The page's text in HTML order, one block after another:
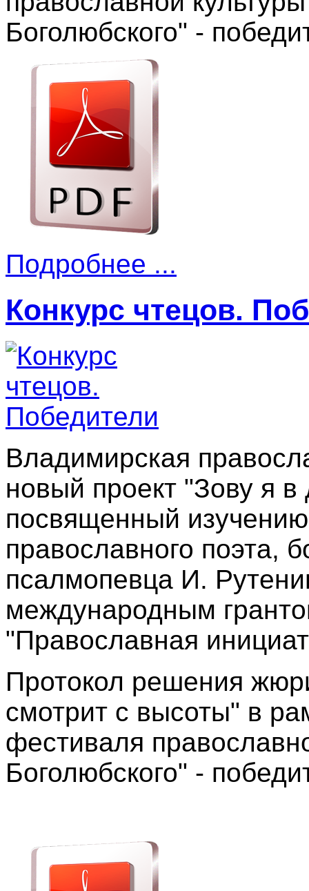
Боголюбского" -
Подробнее ...
Конкурс чтецов.
Владимирская
новый проект "Зову я
посвященный
православного поэта,
псалмопевца И.
международным
"Православная
Протокол решения
смотрит с высоты" в
фестиваля
Боголюбского" -